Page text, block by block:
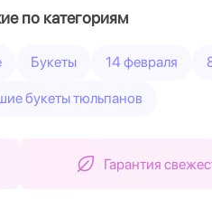
по категориям
Букеты 14 февраля
букеты тюльпанов
Гарантия